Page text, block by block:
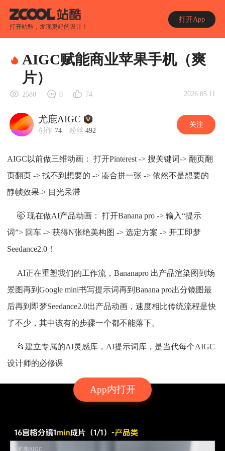
打开站酷，发现更好的设计！
打开App
App内打开
AIGC赋能商业苹果手机（爽
片）
2580 0 74 2026.05.11
尤鹿AIGC
创作 74 粉丝 492
关注
AIGC以前做三维动画： 打开Pinterest -> 搜关键词-> 翻页翻
页翻页 -> 找不到想要的 -> 凑合拼一张 -> 依然不是想要的
静帧效果-> 目光呆滞
🤯 现在做AI产品动画： 打开Banana pro -> 输入“提示
词”> 回车 -> 获得N张绝美构图 -> 选定方案 -> 开工即梦
Seedance2.0！
AI正在重塑我们的工作流，Bananapro 出产品渲染图到场
景图再到Google mini书写提示词再到Banana pro出分镜图最
后再到即梦Seedance2.0出产品动画，速度相比传统流程是快
了不少，其中该有的步骤一个都不能落下。
📂建立专属的AI灵感库，AI提示词库，是当代每个AIGC
设计师的必修课